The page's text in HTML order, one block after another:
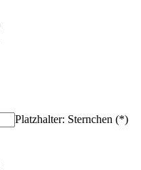
Platzhalter: Sternchen (*)